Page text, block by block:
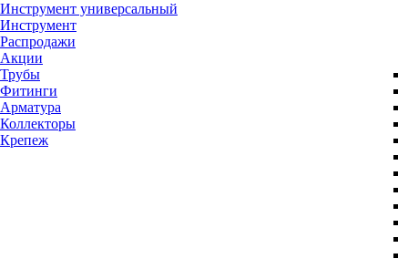
Инструмент универсальный
Инструмент
Распродажи
Акции
Трубы
Фитинги
Арматура
Коллекторы
Крепеж